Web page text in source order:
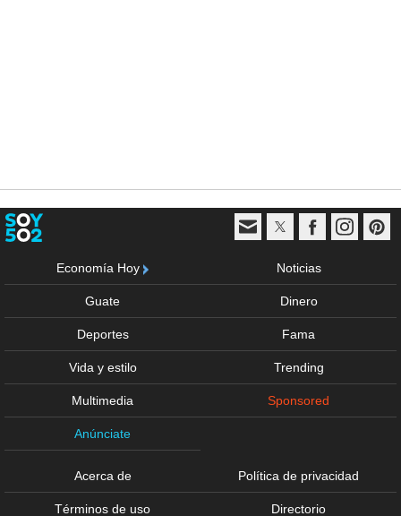
Economía Hoy Noticias
Guate Dinero
Deportes Fama
Vida y estilo Trending
Multimedia Sponsored
Anúnciate
Acerca de Política de privacidad
Términos de uso Directorio